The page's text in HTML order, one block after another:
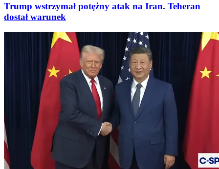
Trump wstrzymał potężny atak na Iran. Teheran
dostał warunek